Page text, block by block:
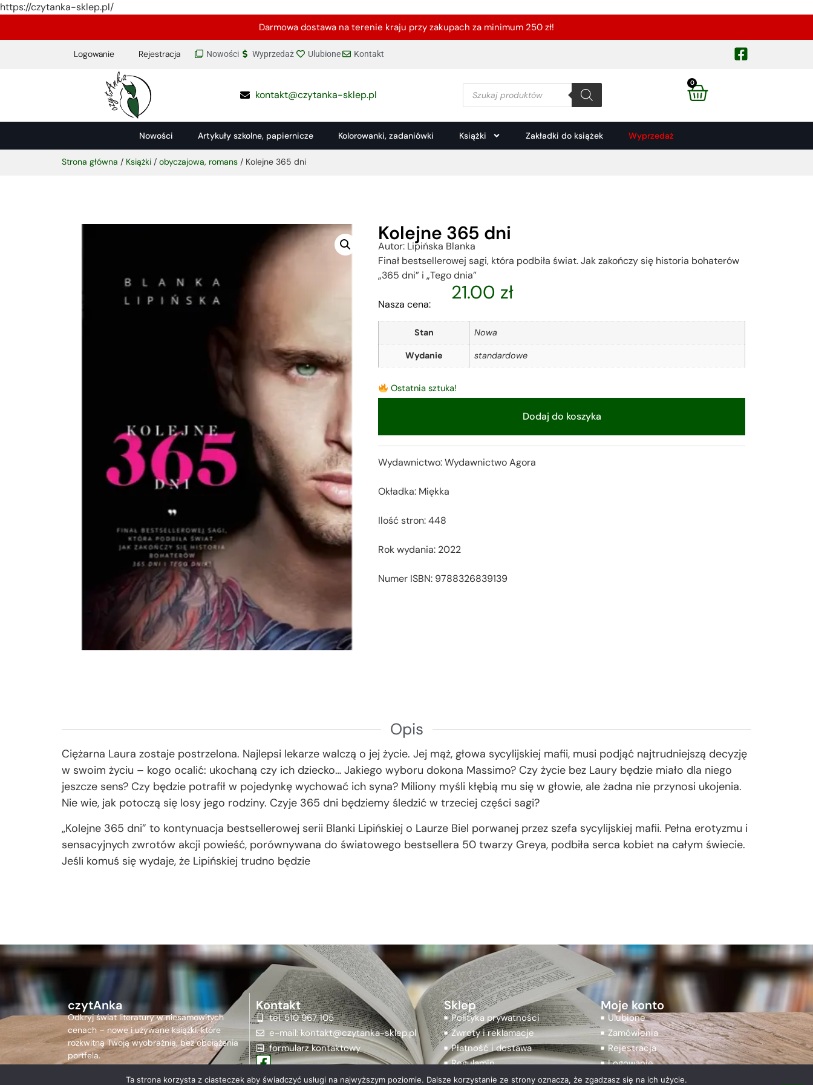
https://czytanka-sklep.pl/
Darmowa dostawa na terenie kraju przy zakupach za minimum 250 zł!
Logowanie Rejestracja Nowości Wyprzedaż Ulubione Kontakt
kontakt@czytanka-sklep.pl
0
Nowości Artykuły szkolne, papiernicze Kolorowanki, zadaniówki Książki Zakładki do książek Wyprzedaż
Strona główna / Książki / obyczajowa, romans / Kolejne 365 dni
Kolejne 365 dni
Autor: Lipińska Blanka
Finał bestsellerowej sagi, która podbiła świat. Jak zakończy się historia bohaterów
„365 dni” i „Tego dnia”
Nasza cena:
21.00 zł
Stan Nowa
Wydanie standardowe
Ostatnia sztuka!
Dodaj do koszyka
Wydawnictwo: Wydawnictwo Agora
Okładka: Miękka
Ilość stron: 448
Rok wydania: 2022
Numer ISBN: 9788326839139
Opis
Ciężarna Laura zostaje postrzelona. Najlepsi lekarze walczą o jej życie. Jej mąż, głowa sycylijskiej mafii, musi podjąć najtrudniejszą decyzję
w swoim życiu – kogo ocalić: ukochaną czy ich dziecko… Jakiego wyboru dokona Massimo? Czy życie bez Laury będzie miało dla niego
jeszcze sens? Czy będzie potrafił w pojedynkę wychować ich syna? Miliony myśli kłębią mu się w głowie, ale żadna nie przynosi ukojenia.
Nie wie, jak potoczą się losy jego rodziny. Czyje 365 dni będziemy śledzić w trzeciej części sagi?
„Kolejne 365 dni” to kontynuacja bestsellerowej serii Blanki Lipińskiej o Laurze Biel porwanej przez szefa sycylijskiej mafii. Pełna erotyzmu i
sensacyjnych zwrotów akcji powieść, porównywana do światowego bestsellera 50 twarzy Greya, podbiła serca kobiet na całym świecie.
Jeśli komuś się wydaje, że Lipińskiej trudno będzie
czytAnka
Odkryj świat literatury w niesamowitych
cenach – nowe i używane książki, które
rozkwitną Twoją wyobraźnią, bez obciążenia
portfela.
Kontakt
tel. 510 967 105
e-mail: kontakt@czytanka-sklep.pl
formularz kontaktowy
Sklep
Polityka prywatności
Zwroty i reklamacje
Płatność i dostawa
Regulamin
Moje konto
Ulubione
Zamówienia
Rejestracja
Logowanie
Ta strona korzysta z ciasteczek aby świadczyć usługi na najwyższym poziomie. Dalsze korzystanie ze strony oznacza, że zgadzasz się na ich użycie.